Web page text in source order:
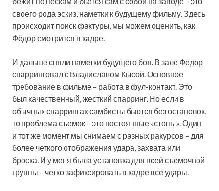
своего рода эскиз, наметки к будущему фильму. Здесь
происходит поиск фактуры, мы можем оценить, как
Фёдор смотрится в кадре.
И дальше сняли наметки будущего боя. В зале Федор
спарринговал с Владиславом Кысой. Основное
требование в фильме – работа в фул-контакт. Это
был качественный, жесткий спарринг. Но если в
обычных спаррингах самбисты бьются без остановок,
то проблема съемок – это постоянные «стопы». Один
и тот же момент мы снимаем с разных ракурсов – для
более четкого отображения удара, захвата или
броска. И у меня была установка для всей съемочной
группы – четко зафиксировать в кадре все удары.